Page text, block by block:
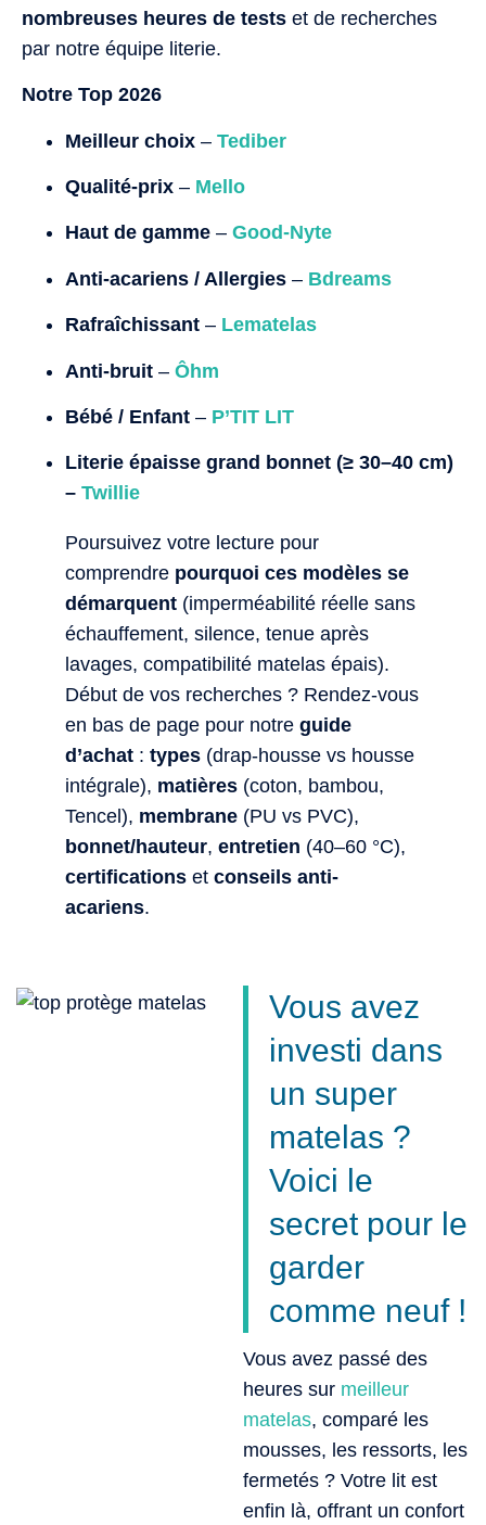
nombreuses heures de tests et de recherches
par notre équipe literie.
Notre Top 2026
Meilleur choix – Tediber
Qualité-prix – Mello
Haut de gamme – Good-Nyte
Anti-acariens / Allergies – Bdreams
Rafraîchissant – Lematelas
Anti-bruit – Ôhm
Bébé / Enfant – P’TIT LIT
Literie épaisse grand bonnet (≥ 30–40 cm)
– Twillie
Poursuivez votre lecture pour
comprendre pourquoi ces modèles se
démarquent (imperméabilité réelle sans
échauffement, silence, tenue après
lavages, compatibilité matelas épais).
Début de vos recherches ? Rendez-vous
en bas de page pour notre guide
d’achat : types (drap-housse vs housse
intégrale), matières (coton, bambou,
Tencel), membrane (PU vs PVC),
bonnet/hauteur, entretien (40–60 °C),
certifications et conseils anti-
acariens.
Vous avez
investi dans
un super
matelas ?
Voici le
secret pour le
garder
comme neuf !
Vous avez passé des
heures sur meilleur
matelas, comparé les
mousses, les ressorts, les
fermetés ? Votre lit est
enfin là, offrant un confort